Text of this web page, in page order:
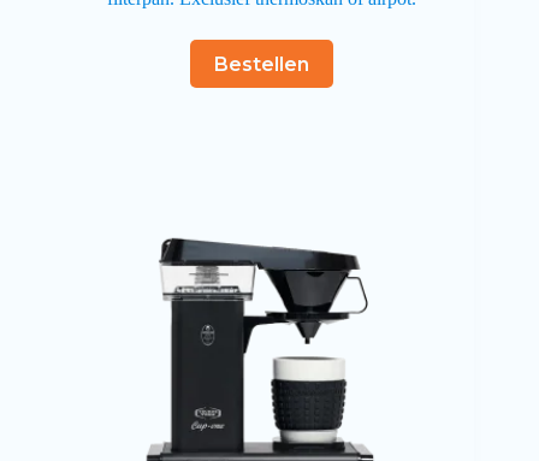
Bestellen